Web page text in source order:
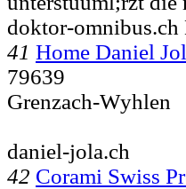
doktor-
41 Home Daniel
79639
Grenzach-Wyhlen
daniel-jola.ch
42 Corami Swiss